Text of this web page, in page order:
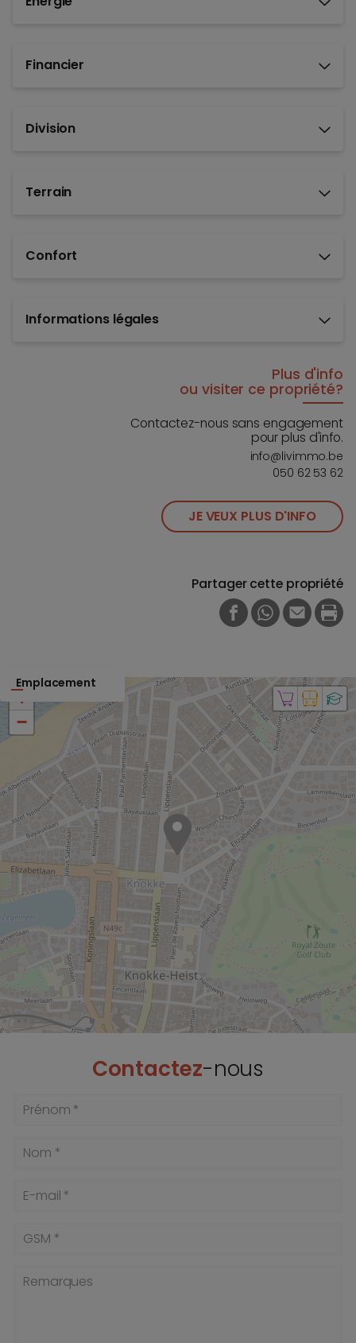
Financier
Division
Terrain
Confort
Informations légales
Plus d'info
ou visiter ce propriété?
Contactez-nous sans engagement
pour plus d'info.
info@livimmo.be
050 62 53 62
JE VEUX PLUS D'INFO
Partager cette propriété
FACEBOOK
WHATSAPP
E-MAIL
Emplacement
+
−
Contactez-nous
Prénom *
Nom *
E-mail *
GSM *
Remarques